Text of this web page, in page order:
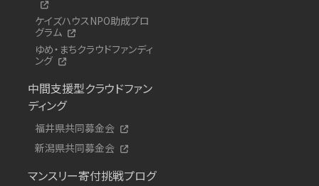
ケイズハウスNPO助成プロ
グラム
ゆめ・まちクラウドファンディ
ング
中間支援型クラウドファン
ディング
福井県共同募金会
新潟県共同募金会
マンスリー寄付挑戦プログ